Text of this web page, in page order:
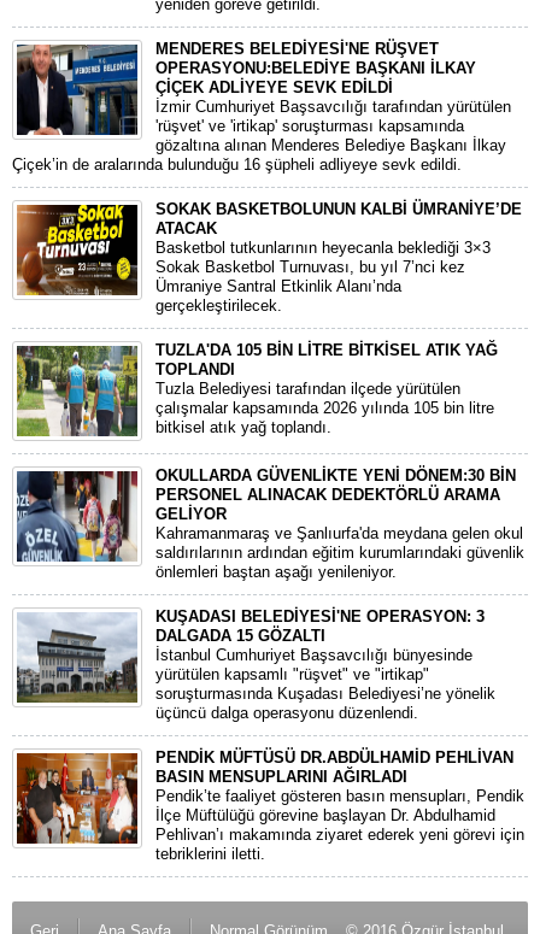
yeniden göreve getirildi.
MENDERES BELEDİYESİ'NE RÜŞVET
OPERASYONU:BELEDİYE BAŞKANI İLKAY
ÇİÇEK ADLİYEYE SEVK EDİLDİ
​İzmir Cumhuriyet Başsavcılığı tarafından yürütülen
'rüşvet' ve 'irtikap' soruşturması kapsamında
gözaltına alınan Menderes Belediye Başkanı İlkay
Çiçek’in de aralarında bulunduğu 16 şüpheli adliyeye sevk edildi.
SOKAK BASKETBOLUNUN KALBİ ÜMRANİYE’DE
ATACAK
Basketbol tutkunlarının heyecanla beklediği 3×3
Sokak Basketbol Turnuvası, bu yıl 7’nci kez
Ümraniye Santral Etkinlik Alanı’nda
gerçekleştirilecek.
TUZLA'DA 105 BİN LİTRE BİTKİSEL ATIK YAĞ
TOPLANDI
Tuzla Belediyesi tarafından ilçede yürütülen
çalışmalar kapsamında 2026 yılında 105 bin litre
bitkisel atık yağ toplandı.
OKULLARDA GÜVENLİKTE YENİ DÖNEM:30 BİN
PERSONEL ALINACAK DEDEKTÖRLÜ ARAMA
GELİYOR
​Kahramanmaraş ve Şanlıurfa'da meydana gelen okul
saldırılarının ardından eğitim kurumlarındaki güvenlik
önlemleri baştan aşağı yenileniyor.
KUŞADASI BELEDİYESİ'NE OPERASYON: 3
DALGADA 15 GÖZALTI
​İstanbul Cumhuriyet Başsavcılığı bünyesinde
yürütülen kapsamlı "rüşvet" ve "irtikap"
soruşturmasında Kuşadası Belediyesi’ne yönelik
üçüncü dalga operasyonu düzenlendi.
PENDİK MÜFTÜSÜ DR.ABDÜLHAMİD PEHLİVAN
BASIN MENSUPLARINI AĞIRLADI
​Pendik’te faaliyet gösteren basın mensupları, Pendik
İlçe Müftülüğü görevine başlayan Dr. Abdulhamid
Pehlivan’ı makamında ziyaret ederek yeni görevi için
tebriklerini iletti.